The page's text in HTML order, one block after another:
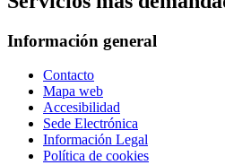
Información general
Contacto
Mapa web
Accesibilidad
Sede Electrónica
Información Legal
Política de cookies